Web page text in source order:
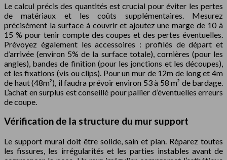
Le calcul précis des quantités est crucial pour éviter les pertes
de matériaux et les coûts supplémentaires. Mesurez
précisément la surface à couvrir et ajoutez une marge de 10 à
15 % pour tenir compte des coupes et des pertes éventuelles.
Prévoyez également les accessoires : profilés de départ et
d’arrivée (environ 5% de la surface totale), cornières (pour les
angles), bandes de finition (pour les jonctions et les découpes),
et les fixations (vis ou clips). Pour un mur de 12m de long et 4m
de haut (48m²), il faudra prévoir environ 53 à 58 m² de bardage.
L’achat en surplus est conseillé pour pallier d’éventuelles erreurs
de coupe.
Vérification de la structure du mur support
Le support mural doit être solide, sain et plan. Réparez toutes
les fissures, les irrégularités et les parties instables avant de